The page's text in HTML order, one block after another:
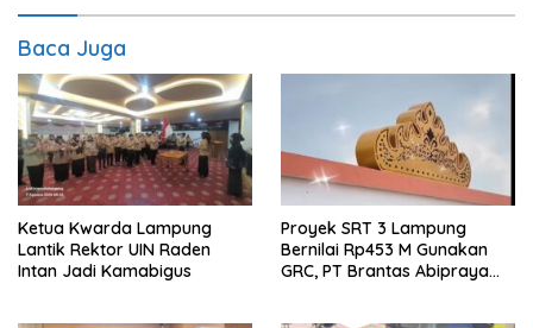
Baca Juga
Ketua Kwarda Lampung
Lantik Rektor UIN Raden
Intan Jadi Kamabigus
Proyek SRT 3 Lampung
Bernilai Rp453 M Gunakan
GRC, PT Brantas Abipraya